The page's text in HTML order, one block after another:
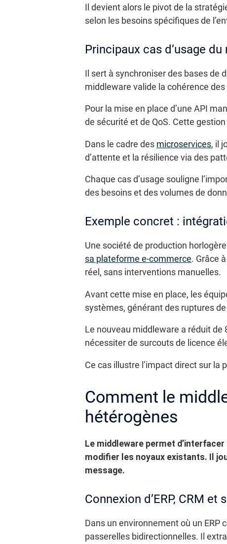
Il devient alors le pivot de la
selon les besoins spécifiques de
Principaux cas d’usage
Il sert à synchroniser des bases de
middleware valide la cohérence
Pour la mise en place d’une API
de sécurité et de QoS. Cette
Dans le cadre des microservices, il
d’attente et la résilience via des
Chaque cas d’usage souligne
des besoins et des volumes de
Exemple concret :
Une société de production
sa plateforme e-commerce. Grâce
réel, sans interventions manuelles.
Avant cette mise en place, les
systèmes, générant des ruptures
Le nouveau middleware a réduit de
nécessiter de surcouts de licence
Ce cas illustre l’impact direct sur
Comment le
hétérogènes
Le middleware permet
modifier les noyaux existants. Il
message.
Connexion d’ERP, CRM et
Dans un environnement où un
passerelles bidirectionnelles. Il